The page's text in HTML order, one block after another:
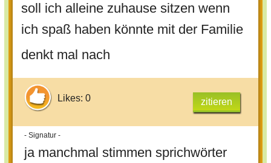
soll ich alleine zuhause sitzen wenn
ich spaß haben könnte mit der Familie
denkt mal nach
Likes: 0 zitieren
- Signatur -
ja manchmal stimmen sprichwörter